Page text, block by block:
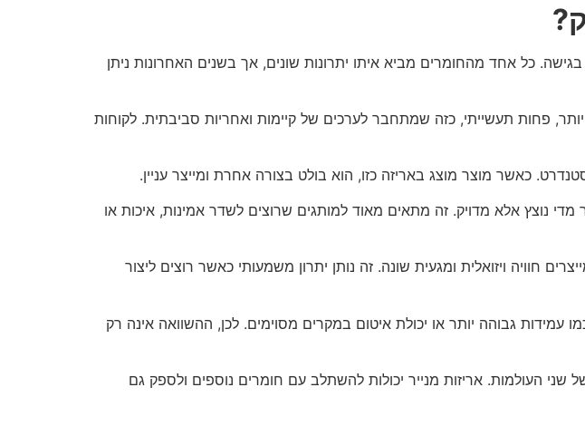
כל אחד מהחומרים מביא איתו יתרונות שונים, אך בשנים האחרונות ניתן
פחות תעשייתי, כזה שמתחבר לערכים של קיימות ואחריות סביבתית. לקוחות
כאשר מוצר מוצג באריזה כזו, הוא בולט בצורה אחרת ומייצר עניין.
נוצץ אלא מדויק. זה מתאים מאוד למותגים שרוצים לשדר אמינות, איכות או
חוויה ויזואלית ומגעית שונה. זה נותן יתרון משמעותי כאשר רוצים ליצור
עמידות גבוהה יותר או יכולת איטום במקרים מסוימים. לכן, ההשוואה אינה רק
העולמות. אריזות מנייר יכולות להשתלב עם חומרים נוספים ולספק גם